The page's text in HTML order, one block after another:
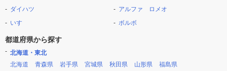
ダイハツ
いすゞ
アルファ ロメオ
ボルボ
都道府県から探す
北海道・東北
北海道
青森県 岩手県 宮城県 秋田県 山形県 福島県